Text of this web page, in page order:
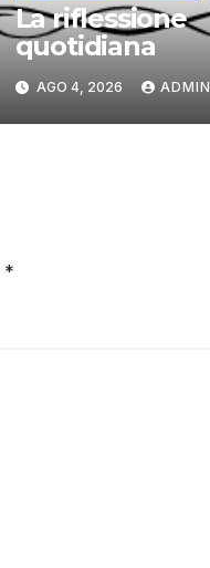
La riflessione
quotidiana
AGO 4, 2026 ADMIN
*